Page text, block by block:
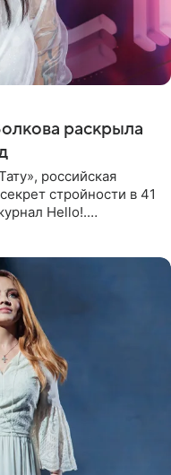
раскрыла
российская
стройности в 41
Hello!.